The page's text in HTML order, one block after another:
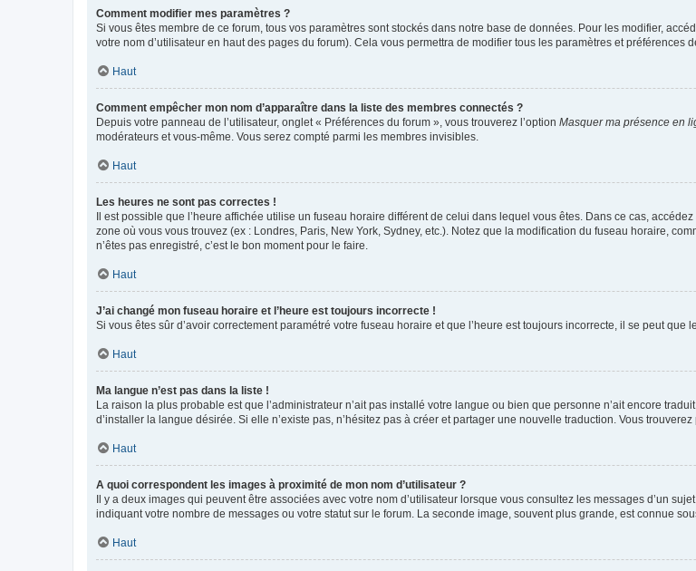
Comment modifier mes paramètres ?
Si vous êtes membre de ce forum, tous vos paramètres sont stockés dans notre base de données. Pour les modifier,
votre nom d’utilisateur en haut des pages du forum). Cela vous permettra de modifier tous les paramètres et préférences
Haut
Comment empêcher mon nom d’apparaître dans la liste des membres connectés ?
Depuis votre panneau de l’utilisateur, onglet « Préférences du forum », vous trouverez l’option Masquer ma présence en
modérateurs et vous-même. Vous serez compté parmi les membres invisibles.
Haut
Les heures ne sont pas correctes !
Il est possible que l’heure affichée utilise un fuseau horaire différent de celui dans lequel vous êtes. Dans ce cas, accédez
zone où vous vous trouvez (ex : Londres, Paris, New York, Sydney, etc.). Notez que la modification du fuseau horaire,
n’êtes pas enregistré, c’est le bon moment pour le faire.
Haut
J’ai changé mon fuseau horaire et l’heure est toujours incorrecte !
Si vous êtes sûr d’avoir correctement paramétré votre fuseau horaire et que l’heure est toujours incorrecte, il se peut
Haut
Ma langue n’est pas dans la liste !
La raison la plus probable est que l’administrateur n’ait pas installé votre langue ou bien que personne n’ait encore
d’installer la langue désirée. Si elle n’existe pas, n’hésitez pas à créer et partager une nouvelle traduction. Vous
Haut
A quoi correspondent les images à proximité de mon nom d’utilisateur ?
Il y a deux images qui peuvent être associées avec votre nom d’utilisateur lorsque vous consultez les messages d’un
indiquant votre nombre de messages ou votre statut sur le forum. La seconde image, souvent plus grande, est connue
Haut